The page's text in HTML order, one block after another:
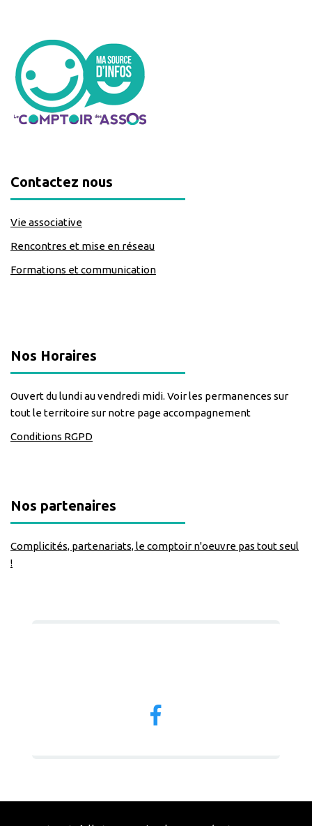
Contactez nous
Vie associative
Rencontres et mise en réseau
Formations et communication
Nos Horaires
Ouvert du lundi au vendredi midi. Voir les permanences sur
tout le territoire sur notre page accompagnement
Conditions RGPD
Nos partenaires
Complicités, partenariats, le comptoir n'oeuvre pas tout seul
!